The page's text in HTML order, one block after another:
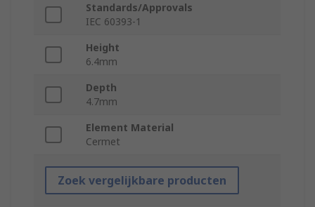
Standards/Approvals
IEC 60393-1
Height
6.4mm
Depth
4.7mm
Element Material
Cermet
Zoek vergelijkbare producten